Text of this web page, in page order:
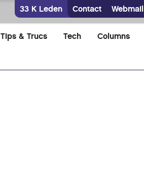
33 K Leden Contact Webmail
Tips & Trucs Tech Columns